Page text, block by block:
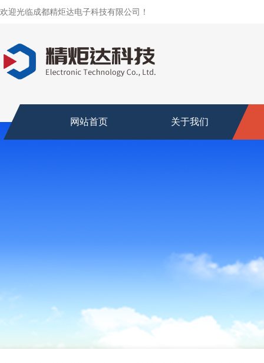
欢迎光临成都精炬达电子科技有限公司！
网站首页 关于我们